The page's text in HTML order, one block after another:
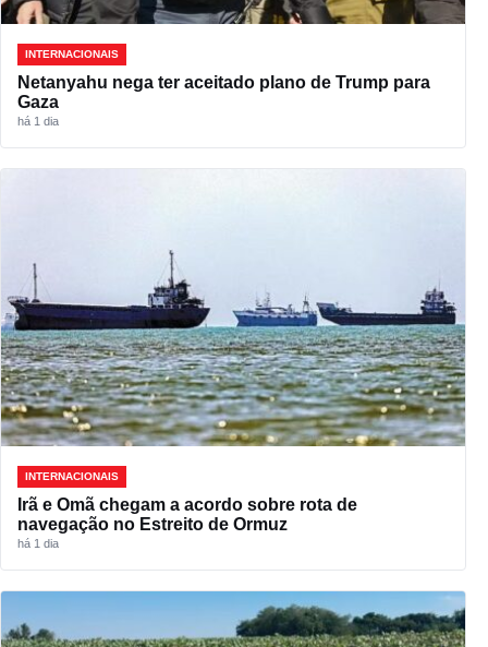
INTERNACIONAIS
Netanyahu nega ter aceitado plano de Trump para
Gaza
há 1 dia
INTERNACIONAIS
Irã e Omã chegam a acordo sobre rota de
navegação no Estreito de Ormuz
há 1 dia